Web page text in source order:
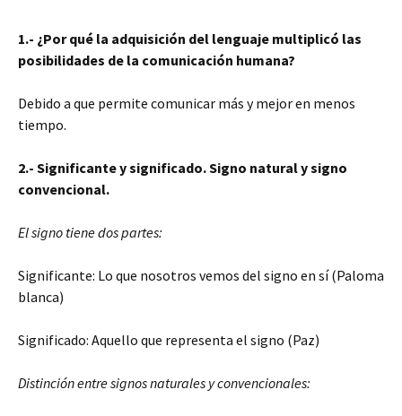
1.- ¿Por qué la adquisición del lenguaje multiplicó las
posibilidades de la comunicación humana?
Debido a que permite comunicar más y mejor en menos
tiempo.
2.- Significante y significado. Signo natural y signo
convencional.
El signo tiene dos partes:
Significante: Lo que nosotros vemos del signo en sí (Paloma
blanca)
Significado: Aquello que representa el signo (Paz)
Distinción entre signos naturales y convencionales: